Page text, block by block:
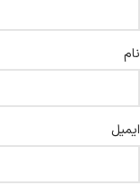
نام
ایمیل